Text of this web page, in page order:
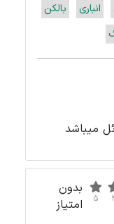
انباری
بالکن
میباشد
5
بدون
امتیاز